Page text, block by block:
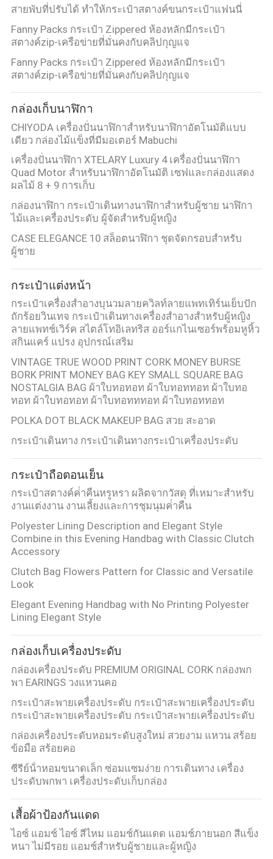
สายพับที่ปรับได้ ทําให้กระเป๋าสตางค์ขนกระเป๋าแฟนนี่
Fanny Packs กระเป๋า Zippered ห้องหลักมีกระเป๋า
สตางค์zip-เครือข่ายที่มั่นคงกับคลิปกุญแจ
Fanny Packs กระเป๋า Zippered ห้องหลักมีกระเป๋า
สตางค์zip-เครือข่ายที่มั่นคงกับคลิปกุญแจ
กล่องเก็บนาฬิกา
CHIYODA เครื่องปั่นนาฬิกาสําหรับนาฬิกาอัตโนมัติแบบ
เดียว กล่องไม้แข็งที่มีมอเตอร์ Mabuchi
เครื่องปั่นนาฬิกา XTELARY Luxury 4 เครื่องปั่นนาฬิกา
Quad Motor สําหรับนาฬิกาอัตโนมัติ เซฟและกล่องแสดง
ผลไม้ 8 + 9 การเก็บ
กล่องนาฬิกา กระเป๋าเดินทางนาฬิกาสําหรับผู้ชาย นาฬิกา
ไม้และเครื่องประดับ ผู้จัดสําหรับผู้หญิง
CASE ELEGANCE 10 สล็อตนาฬิกา ชุดจัดกรอบสําหรับ
ผู้ชาย
กระเป๋าแต่งหน้า
กระเป๋าเครื่องสำอางบุนวมลายควิลท์ลายแพทเทิร์นเย็บปัก
ถักร้อยวินเทจ กระเป๋าเดินทางเครื่องสำอางสำหรับผู้หญิง
ลายแพทช์เวิร์ค สไตล์โทอิเลทริส ออร์แกไนเซอร์พร้อมหูหิ้ว
สกินแคร์ แปรง อุปกรณ์เสริม
VINTAGE TRUE WOOD PRINT CORK MONEY BURSE
BORK PRINT MONEY BAG KEY SMALL SQUARE BAG
NOSTALGIA BAG ผ้าใบทอทอท ผ้าใบทอททอท ผ้าใบทอ
ทอท ผ้าใบทอทอท ผ้าใบทอทททอท ผ้าใบทอททอท
POLKA DOT BLACK MAKEUP BAG สวย สะอาด
กระเป๋าเดินทาง กระเป๋าเดินทางกระเป๋าเครื่องประดับ
กระเป๋าถือตอนเย็น
กระเป๋าสตางค์ค่ําคืนหรูหรา ผลิตจากวัสดุ ที่เหมาะสําหรับ
งานแต่งงาน งานเลี้ยงและการชุมนุมค่ําคืน
Polyester Lining Description and Elegant Style
Combine in this Evening Handbag with Classic Clutch
Accessory
Clutch Bag Flowers Pattern for Classic and Versatile
Look
Elegant Evening Handbag with No Printing Polyester
Lining Elegant Style
กล่องเก็บเครื่องประดับ
กล่องเครื่องประดับ PREMIUM ORIGINAL CORK กล่องพก
พา EARINGS วงแหวนคอ
กระเป๋าสะพายเครื่องประดับ กระเป๋าสะพายเครื่องประดับ
กระเป๋าสะพายเครื่องประดับ กระเป๋าสะพายเครื่องประดับ
กล่องเครื่องประดับหอมระดับสูงใหม่ สวยงาม แหวน สร้อย
ข้อมือ สร้อยคอ
ซีรีย์น้ําหอมขนาดเล็ก ซ่อมแซมง่าย การเดินทาง เครื่อง
ประดับพกพา เครื่องประดับเก็บกล่อง
เสื้อผ้าป้องกันแดด
ไอซ์ แอมช์ ไอซ์ สีไหม แอมช์กันแดด แอมช์ภายนอก สีแข็ง
หนา ไม่มีรอย แอมช์สําหรับผู้ชายและผู้หญิง